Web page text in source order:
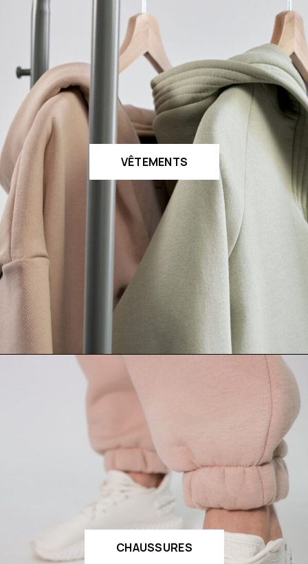
VÊTEMENTS
CHAUSSURES